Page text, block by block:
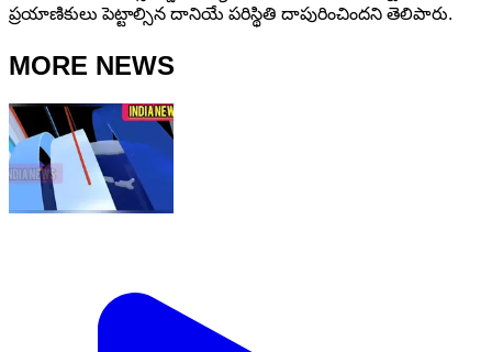
ప్రయాణికులు పెట్టాల్సిన దానియే పరిస్థితి దాపురించిందని తెలిపారు.
MORE NEWS